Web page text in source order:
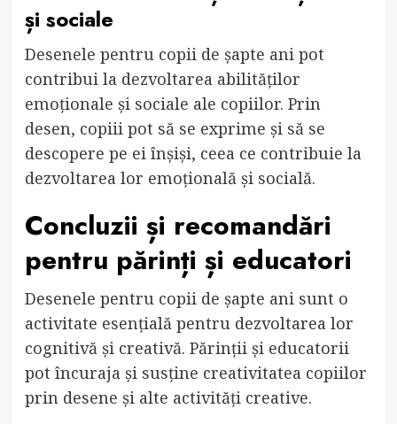
și sociale
Desenele pentru copii de șapte ani pot
contribui la dezvoltarea abilităților
emoționale și sociale ale copiilor. Prin
desen, copiii pot să se exprime și să se
descopere pe ei înșiși, ceea ce contribuie la
dezvoltarea lor emoțională și socială.
Concluzii și recomandări
pentru părinți și educatori
Desenele pentru copii de șapte ani sunt o
activitate esențială pentru dezvoltarea lor
cognitivă și creativă. Părinții și educatorii
pot încuraja și susține creativitatea copiilor
prin desene și alte activități creative.